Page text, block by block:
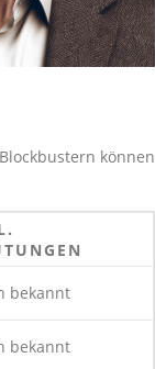
können
bekannt
bekannt